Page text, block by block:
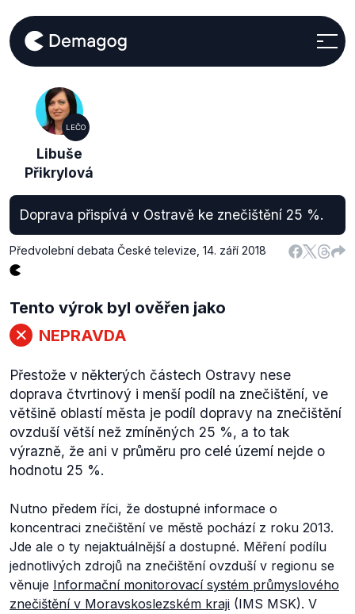
LEČO
Libuše
Přikrylová
Doprava přispívá v Ostravě ke znečištění 25 %.
Předvolební debata České televize 14. září 2018
Tento výrok byl ověřen jako
NEPRAVDA
Přestože v některých částech Ostravy nese
doprava čtvrtinový i menší podíl na znečištění, ve
většině oblastí města je podíl dopravy na znečištění
ovzduší větší než zmíněných 25 %, a to tak
výrazně, že ani v průměru pro celé území nejde o
hodnotu 25 %.
Nutno předem říci, že dostupné informace o
koncentraci znečištění ve městě pochází z roku 2013.
Jde ale o ty nejaktuálnější a dostupné. Měření podílu
jednotlivých zdrojů na znečištění ovzduší v regionu se
věnuje Informační monitorovací systém průmyslového
znečištění v Moravskoslezském kraji (IMS MSK). V